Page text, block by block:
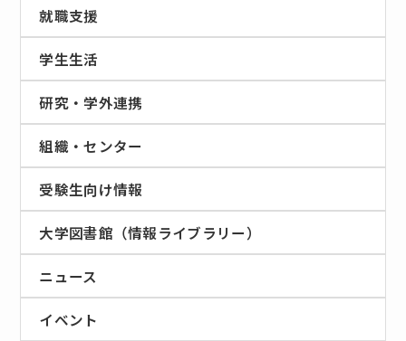
就職支援
学生生活
研究・学外連携
組織・センター
受験生向け情報
大学図書館（情報ライブラリー）
ニュース
イベント